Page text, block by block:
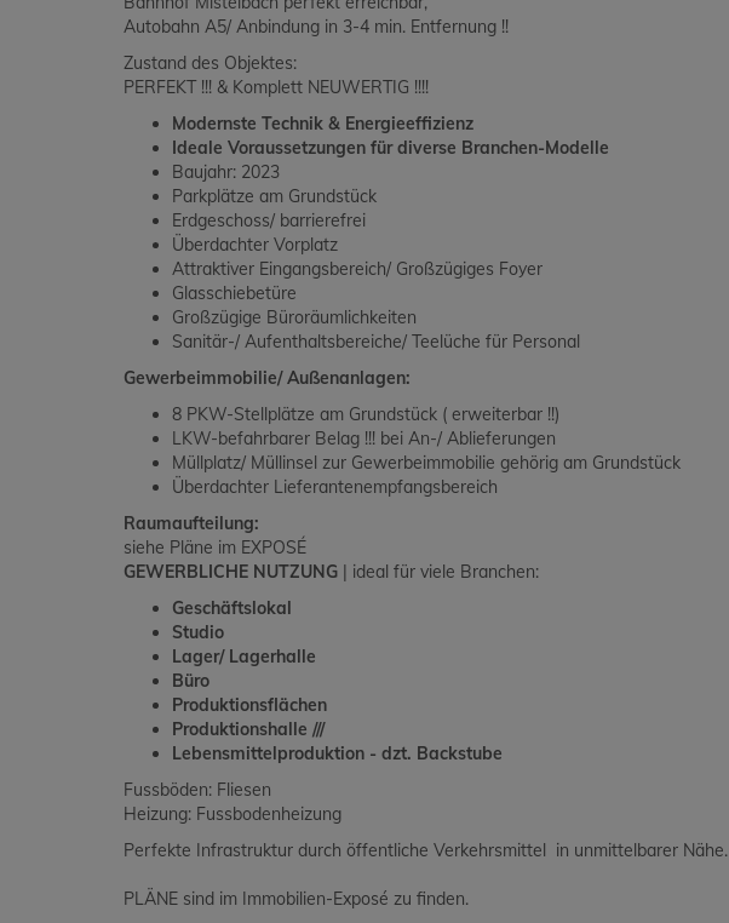
Autobahn A5/ Anbindung in 3-4 min. Entfernung !!
Zustand des Objektes:
PERFEKT !!! & Komplett NEUWERTIG !!!!
Modernste Technik & Energieeffizienz
Ideale Voraussetzungen für diverse Branchen-Modelle
Baujahr: 2023
Parkplätze am Grundstück
Erdgeschoss/ barrierefrei
Überdachter Vorplatz
Attraktiver Eingangsbereich/ Großzügiges Foyer
Glasschiebetüre
Großzügige Büroräumlichkeiten
Sanitär-/ Aufenthaltsbereiche/ Teelüche für Personal
Gewerbeimmobilie/ Außenanlagen:
8 PKW-Stellplätze am Grundstück ( erweiterbar !!)
LKW-befahrbarer Belag !!! bei An-/ Ablieferungen
Müllplatz/ Müllinsel zur Gewerbeimmobilie gehörig am Grundstück
Überdachter Lieferantenempfangsbereich
Raumaufteilung:
siehe Pläne im EXPOSÉ
GEWERBLICHE NUTZUNG
ideal für viele Branchen:
Geschäftslokal
Studio
Lager/ Lagerhalle
Büro
Produktionsflächen
Produktionshalle ///
Lebensmittelproduktion - dzt. Backstube
Fussböden: Fliesen
Heizung: Fussbodenheizung
Perfekte Infrastruktur durch öffentliche Verkehrsmittel in unmittelbarer Nähe.
PLÄNE sind im Immobilien-Exposé zu finden.